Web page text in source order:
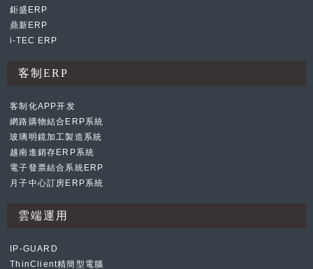
鉅盛ERP
鼎新ERP
i-TEC ERP
客制ERP
客制化APP开发
網路購物結合ERP系統
玻璃明鏡加工製造系統
越南進銷存ERP系統
電子發票結合系統ERP
月子中心訂房ERP系統
雲端運用
IP-GUARD
ThinClient精簡型電腦